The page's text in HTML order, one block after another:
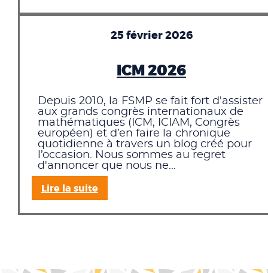
25 février 2026
ICM 2026
Depuis 2010, la FSMP se fait fort d'assister
aux grands congrès internationaux de
mathématiques (ICM, ICIAM, Congrès
européen) et d’en faire la chronique
quotidienne à travers un blog créé pour
l’occasion. Nous sommes au regret
d'annoncer que nous ne...
Lire la suite